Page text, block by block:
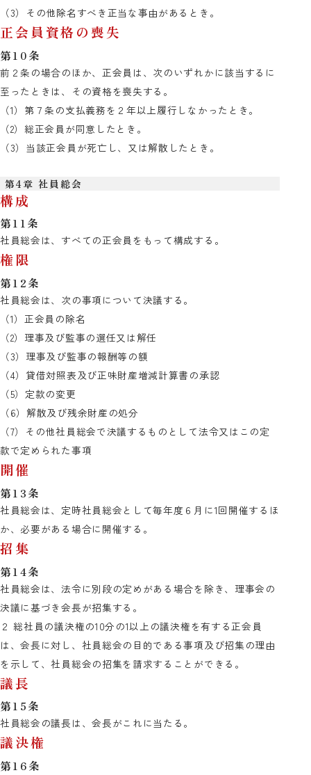
（3）その他除名すべき正当な事由があるとき。
正会員資格の喪失
第10条
前２条の場合のほか、正会員は、次のいずれかに該当するに
至ったときは、その資格を喪失する。
（1）第７条の支払義務を２年以上履行しなかったとき。
（2）総正会員が同意したとき。
（3）当該正会員が死亡し、又は解散したとき。
第4章 社員総会
構成
第11条
社員総会は、すべての正会員をもって構成する。
権限
第12条
社員総会は、次の事項について決議する。
（1）正会員の除名
（2）理事及び監事の選任又は解任
（3）理事及び監事の報酬等の額
（4）貸借対照表及び正味財産増減計算書の承認
（5）定款の変更
（6）解散及び残余財産の処分
（7）その他社員総会で決議するものとして法令又はこの定
款で定められた事項
開催
第13条
社員総会は、定時社員総会として毎年度６月に1回開催するほ
か、必要がある場合に開催する。
招集
第14条
社員総会は、法令に別段の定めがある場合を除き、理事会の
決議に基づき会長が招集する。
２ 総社員の議決権の10分の1以上の議決権を有する正会員
は、会長に対し、社員総会の目的である事項及び招集の理由
を示して、社員総会の招集を請求することができる。
議長
第15条
社員総会の議長は、会長がこれに当たる。
議決権
第16条